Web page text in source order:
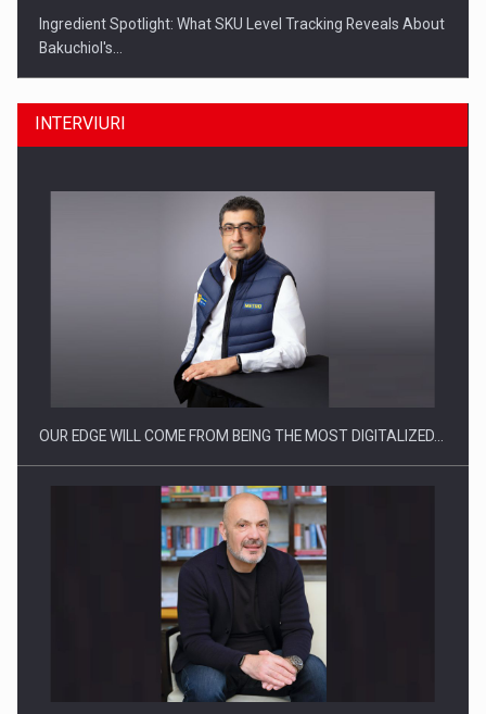
Ingredient Spotlight: What SKU Level Tracking Reveals About
Bakuchiol's…
Producatorii si comerciantii care nu se supun noilor
Proteinmaxxing and the Future of Protein Demand
INTERVIURI
OUR EDGE WILL COME FROM BEING THE MOST DIGITALIZED…